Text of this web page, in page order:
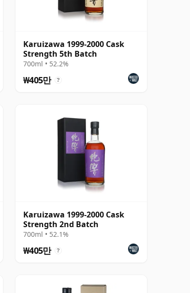
Karuizawa 1999-2000 Cask
Strength 5th Batch
700ml • 52.2%
₩405만 ?
Karuizawa 1999-2000 Cask
Strength 2nd Batch
700ml • 52.1%
₩405만 ?